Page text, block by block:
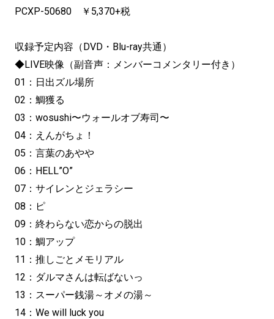
PCXP-50680 ￥5,370+税
収録予定内容（DVD・Blu-ray共通）
◆LIVE映像（副音声：メンバーコメンタリー付き）
01：日出ズル場所
02：鯛獲る
03：wosushi〜ウォールオブ寿司〜
04：えんがちょ！
05：言葉のあやや
06：HELL”O”
07：サイレンとジェラシー
08：ピ
09：終わらない恋からの脱出
10：鯛アップ
11：推しごとメモリアル
12：ダルマさんは転ばないっ
13：スーパー銭湯～オメの湯～
14：We will luck you